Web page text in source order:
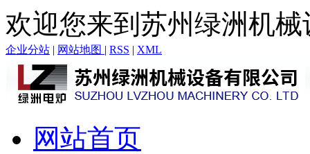
欢迎您来到苏州绿洲机
企业分站 | 网站地图 | RSS | XML
网站首页